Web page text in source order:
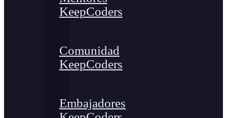
KeepCoders
Comunidad
KeepCoders
Embajadores